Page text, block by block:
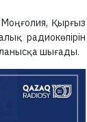
Қырғыз
радиокөпірін
шығады.